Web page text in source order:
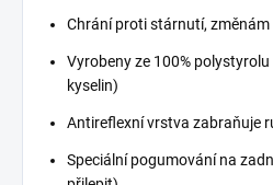
Chrání proti stárnutí,
Vyrobeny ze 100%
kyselin)
Antireflexní vrstva zabraňuje
Speciální pogumování na